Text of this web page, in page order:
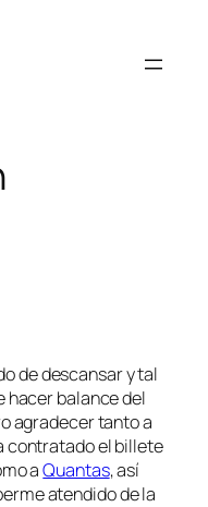
de descansar y tal
hacer balance del
agradecer tanto a
contratado el billete
aQuantas, así
atendido de la